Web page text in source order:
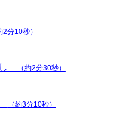
2分10秒）
し （約2分30秒）
（約3分10秒）